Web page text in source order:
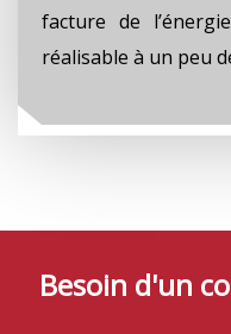
facture de
réalisable à un peu
Besoin d'un